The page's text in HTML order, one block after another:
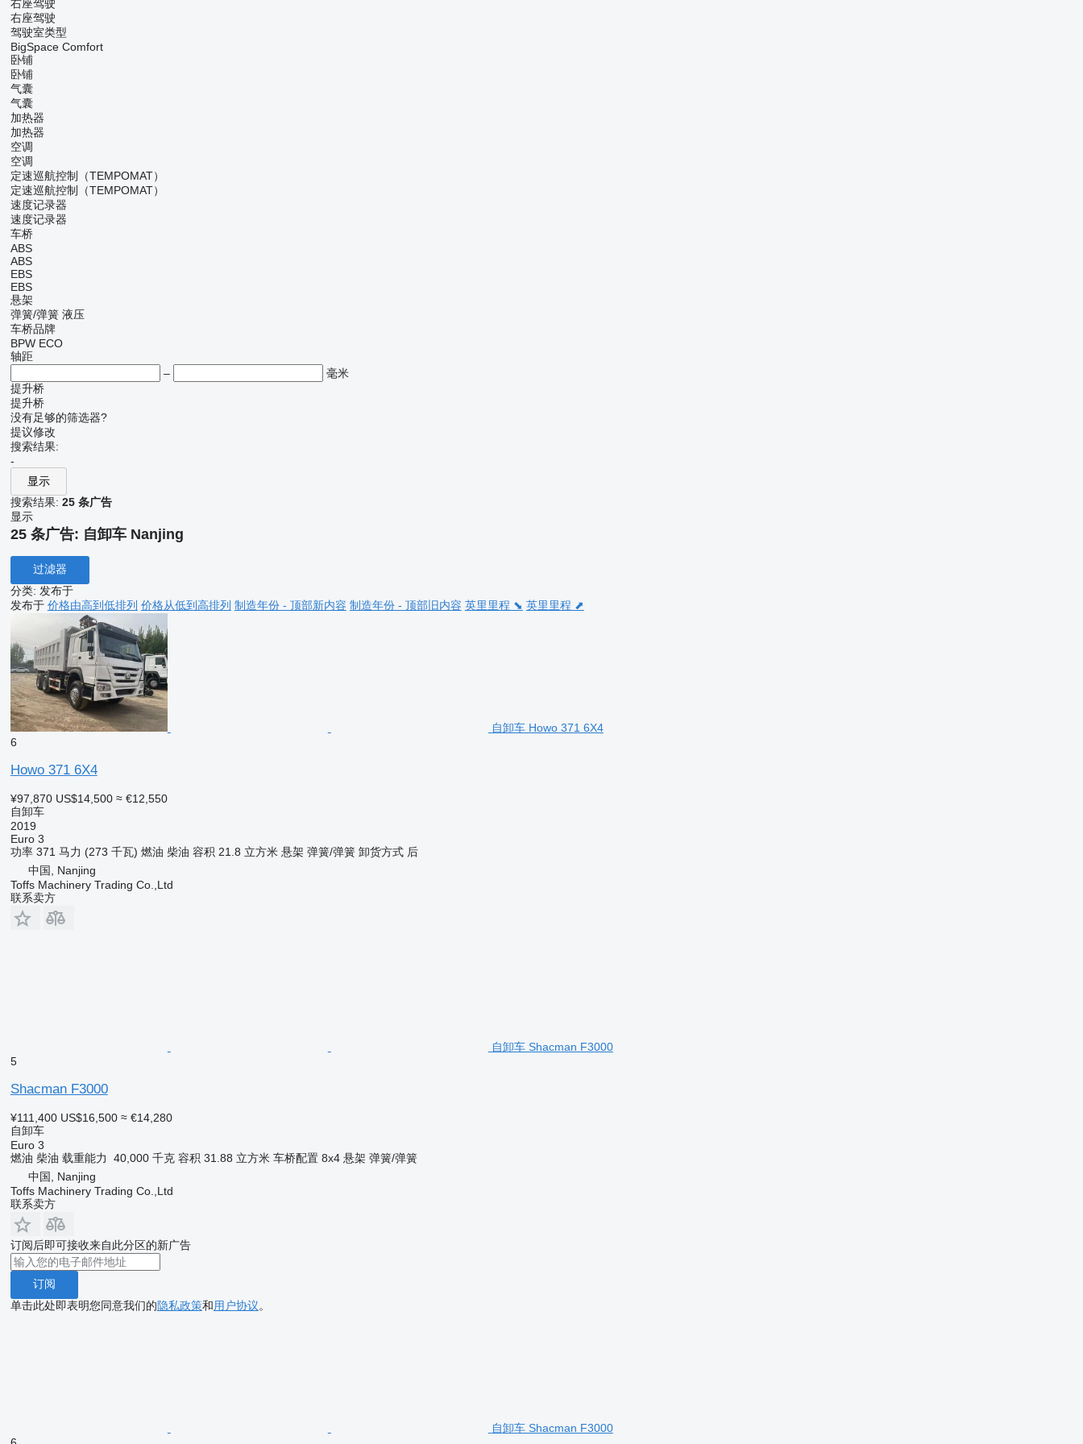
右座驾驶
右座驾驶
驾驶室类型
BigSpace Comfort
卧铺
卧铺
气囊
气囊
加热器
加热器
空调
空调
定速巡航控制（TEMPOMAT）
定速巡航控制（TEMPOMAT）
速度记录器
速度记录器
车桥
ABS
ABS
EBS
EBS
悬架
弹簧/弹簧 液压
车桥品牌
BPW ECO
轴距
–
毫米
提升桥
提升桥
没有足够的筛选器?
提议修改
搜索结果:
-
显示
搜索结果: 25 条广告
显示
25 条广告: 自卸车 Nanjing
过滤器
分类: 发布于
发布于 价格由高到低排列 价格从低到高排列 制造年份 - 顶部新内容 制造年份 - 顶部旧内容 英里里程 ⬊ 英里里程 ⬈
自卸车 Howo 371 6X4
6
Howo 371 6X4
¥97,870 US$14,500 ≈ €12,550
自卸车
2019
Euro 3
功率 371 马力 (273 千瓦) 燃油 柴油 容积 21.8 立方米 悬架 弹簧/弹簧 卸货方式 后
中国, Nanjing
Toffs Machinery Trading Co.,Ltd
联系卖方
自卸车 Shacman F3000
5
Shacman F3000
¥111,400 US$16,500 ≈ €14,280
自卸车
Euro 3
燃油 柴油 载重能力 40,000 千克 容积 31.88 立方米 车桥配置 8x4 悬架 弹簧/弹簧
中国, Nanjing
Toffs Machinery Trading Co.,Ltd
联系卖方
订阅后即可接收来自此分区的新广告
订阅
单击此处即表明您同意我们的隐私政策和用户协议。
自卸车 Shacman F3000